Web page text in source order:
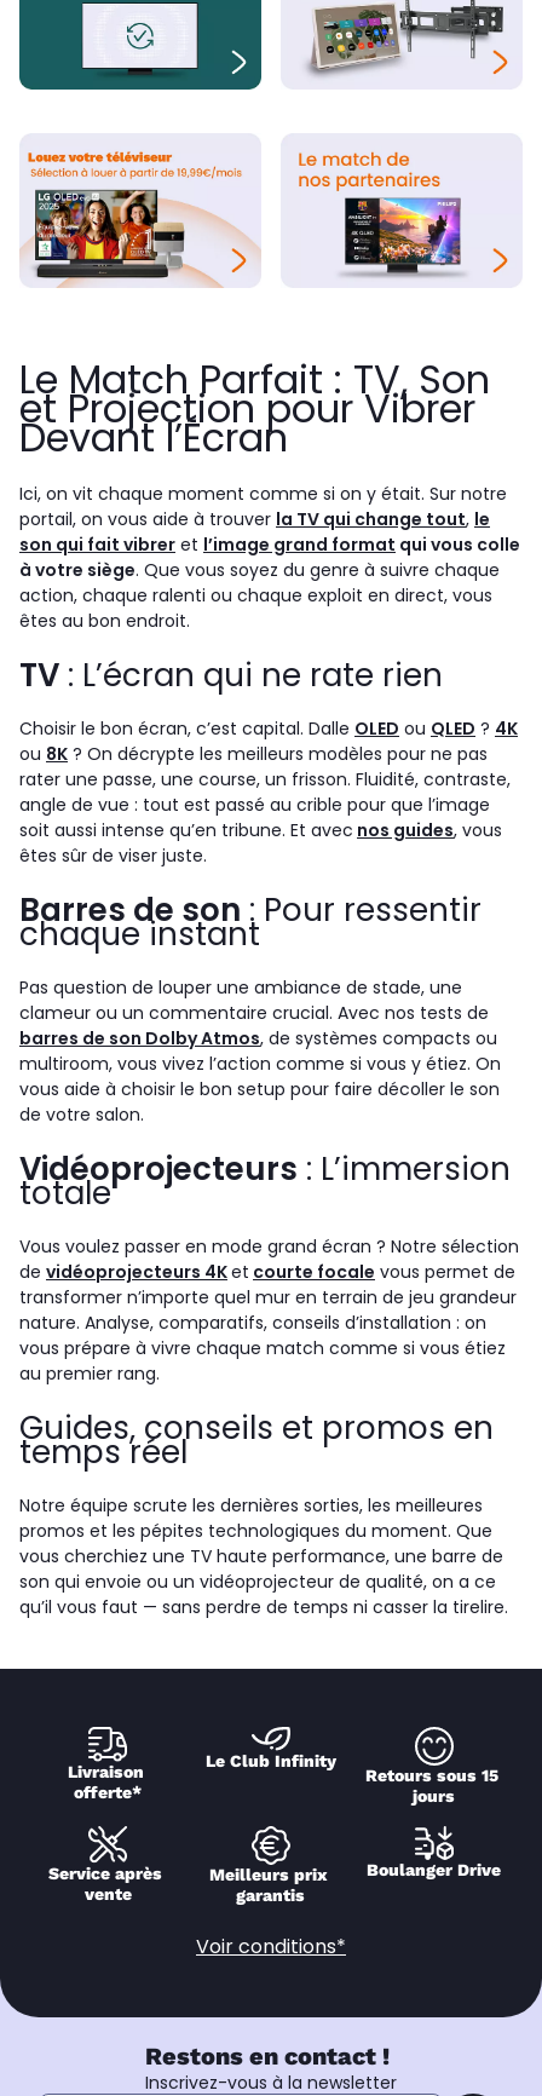
Le Match Parfait : TV, Son
et Projection pour Vibrer
Devant l’Écran
Ici, on vit chaque moment comme si on y était. Sur notre
portail, on vous aide à trouver la TV qui change tout, le
son qui fait vibrer et l’image grand format qui vous colle
à votre siège. Que vous soyez du genre à suivre chaque
action, chaque ralenti ou chaque exploit en direct, vous
êtes au bon endroit.
TV : L’écran qui ne rate rien
Choisir le bon écran, c’est capital. Dalle OLED ou QLED ? 4K
ou 8K ? On décrypte les meilleurs modèles pour ne pas
rater une passe, une course, un frisson. Fluidité, contraste,
angle de vue : tout est passé au crible pour que l’image
soit aussi intense qu’en tribune. Et avec nos guides, vous
êtes sûr de viser juste.
Barres de son : Pour ressentir
chaque instant
Pas question de louper une ambiance de stade, une
clameur ou un commentaire crucial. Avec nos tests de
barres de son Dolby Atmos, de systèmes compacts ou
multiroom, vous vivez l’action comme si vous y étiez. On
vous aide à choisir le bon setup pour faire décoller le son
de votre salon.
Vidéoprojecteurs : L’immersion
totale
Vous voulez passer en mode grand écran ? Notre sélection
de vidéoprojecteurs 4Ket courte focale vous permet de
transformer n’importe quel mur en terrain de jeu grandeur
nature. Analyse, comparatifs, conseils d’installation : on
vous prépare à vivre chaque match comme si vous étiez
au premier rang.
Guides, conseils et promos en
temps réel
Notre équipe scrute les dernières sorties, les meilleures
promos et les pépites technologiques du moment. Que
vous cherchiez une TV haute performance, une barre de
son qui envoie ou un vidéoprojecteur de qualité, on a ce
qu’il vous faut — sans perdre de temps ni casser la tirelire.
Livraison
offerte*
Le Club Infinity
Retours sous 15
jours
Service après
vente
Meilleurs prix
garantis
Boulanger Drive
Voir conditions*
Restons en contact !
Inscrivez-vous à la newsletter